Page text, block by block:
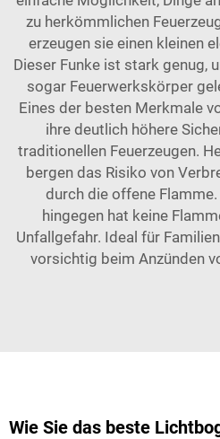
zu herkömmlichen
erzeugen sie einen kleinen
Dieser Funke ist stark genug,
sogar Feuerwerkskörper
Eines der besten Merkmale
ihre deutlich höhere
traditionellen Feuerzeugen.
bergen das Risiko von
durch die offene
hingegen hat keine
Unfallgefahr. Ideal für
vorsichtig beim Anzünden
Wie Sie das beste